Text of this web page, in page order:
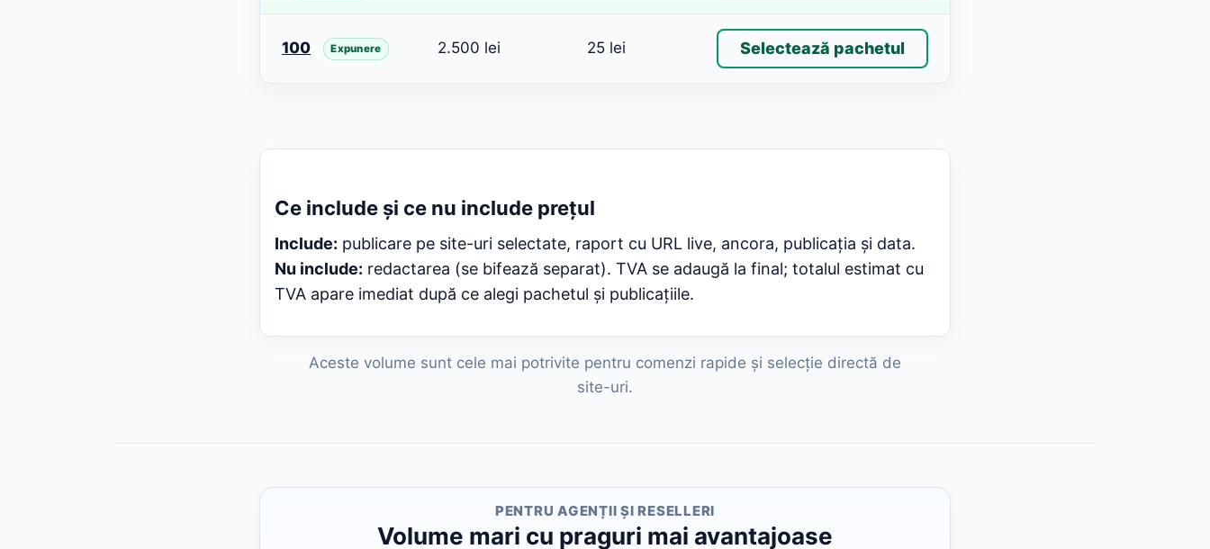
100 Expunere 2.500 lei 25 lei Selectează pachetul
Ce include și ce nu include prețul
Include: publicare pe site-uri selectate, raport cu URL live, ancora, publicația și data.
Nu include: redactarea (se bifează separat). TVA se adaugă la final; totalul estimat cu
TVA apare imediat după ce alegi pachetul și publicațiile.
Aceste volume sunt cele mai potrivite pentru comenzi rapide și selecție directă de
site-uri.
PENTRU AGENȚII ȘI RESELLERI
Volume mari cu praguri mai avantajoase